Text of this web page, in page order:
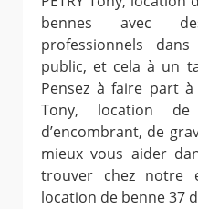
bennes avec
professionnels
public, et cela à un
Pensez à faire part
Tony, location
d’encombrant, de
mieux vous aider
trouver chez notre
location de benne 37